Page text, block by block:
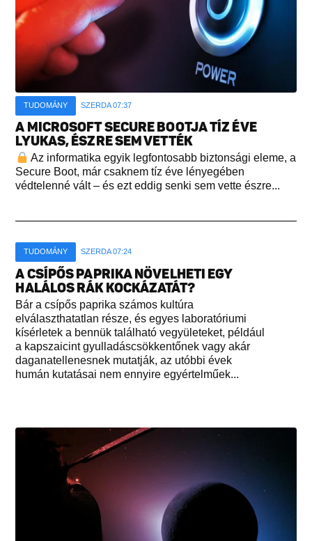
TUDOMÁNY SZERDA 07:37
A MICROSOFT SECURE BOOTJA TÍZ ÉVE
LYUKAS, ÉSZRE SEM VETTÉK
Az informatika egyik legfontosabb biztonsági eleme, a
Secure Boot, már csaknem tíz éve lényegében
védtelenné vált – és ezt eddig senki sem vette észre...
TUDOMÁNY SZERDA 07:24
A CSÍPŐS PAPRIKA NÖVELHETI EGY
HALÁLOS RÁK KOCKÁZATÁT?
Bár a csípős paprika számos kultúra
elválaszthatatlan része, és egyes laboratóriumi
kísérletek a bennük található vegyületeket, például
a kapszaicint gyulladáscsökkentőnek vagy akár
daganatellenesnek mutatják, az utóbbi évek
humán kutatásai nem ennyire egyértelműek...